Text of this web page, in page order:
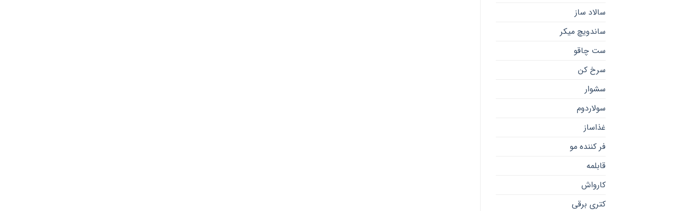
سالاد ساز
ساندویچ میکر
ست چاقو
سرخ کن
سشوار
سولاردوم
غذاساز
فر کننده مو
قابلمه
کارواش
کتری برقی